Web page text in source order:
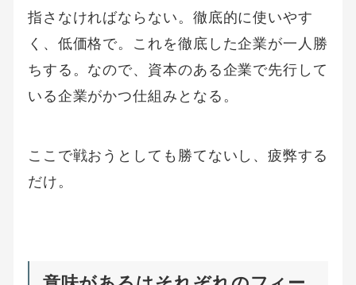
指さなければならない。徹底的に使いやす
く、低価格で。これを徹底した企業が一人勝
ちする。なので、資本のある企業で先行して
いる企業がかつ仕組みとなる。
ここで戦おうとしても勝てないし、疲弊する
だけ。